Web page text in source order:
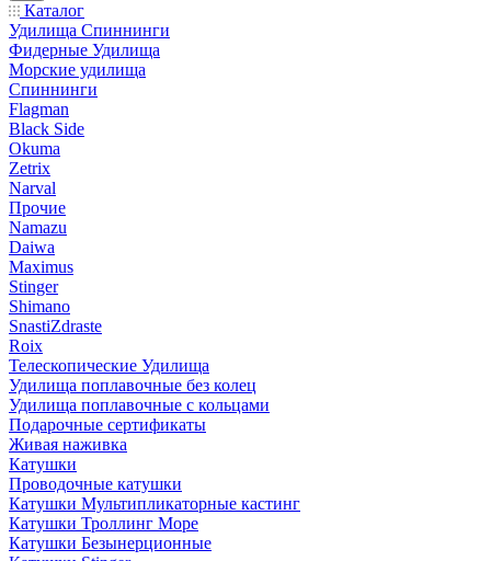
Каталог
Удилища Спиннинги
Фидерные Удилища
Морские удилища
Спиннинги
Flagman
Black Side
Okuma
Zetrix
Narval
Прочие
Namazu
Daiwa
Maximus
Stinger
Shimano
SnastiZdraste
Roix
Телескопические Удилища
Удилища поплавочные без колец
Удилища поплавочные с кольцами
Подарочные сертификаты
Живая наживка
Катушки
Проводочные катушки
Катушки Мультипликаторные кастинг
Катушки Троллинг Море
Катушки Безынерционные